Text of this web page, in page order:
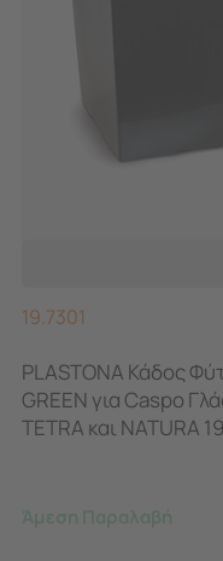
19.7301
PLASTONA Κάδος
GREEN για Caspo
TETRA και NATURA
Άμεση Παραλαβή